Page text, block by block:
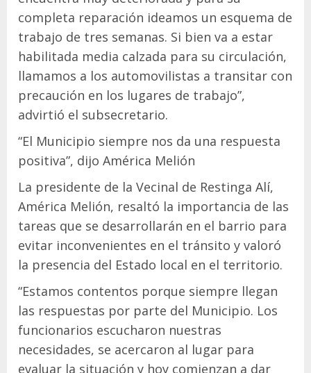
completa reparación ideamos un esquema de
trabajo de tres semanas. Si bien va a estar
habilitada media calzada para su circulación,
llamamos a los automovilistas a transitar con
precaución en los lugares de trabajo”,
advirtió el subsecretario.
“El Municipio siempre nos da una respuesta
positiva”, dijo América Melión
La presidente de la Vecinal de Restinga Alí,
América Melión, resaltó la importancia de las
tareas que se desarrollarán en el barrio para
evitar inconvenientes en el tránsito y valoró
la presencia del Estado local en el territorio.
“Estamos contentos porque siempre llegan
las respuestas por parte del Municipio. Los
funcionarios escucharon nuestras
necesidades, se acercaron al lugar para
evaluar la situación y hoy comienzan a dar